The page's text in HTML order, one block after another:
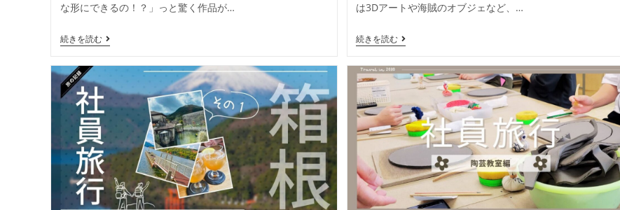
な形にできるの！？」っと驚く作品が…
続きを読む
は3Dアートや海賊のオブジェなど、…
続きを読む